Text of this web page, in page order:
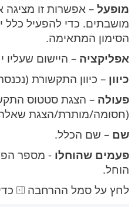
מופעל – אפשרות זו
מושבתים. כדי להפעיל
הסימון המתאימה.
אפליקציה – היישום שעליו
כיוון – כיוון התקשורת
פעולה – הצגת סטטוס
(חסומה/מותרת/הצגת
שם – שם הכלל.
פעמים שהוחלו - מספר
הוחל.
לחץ על סמל ההרחבה